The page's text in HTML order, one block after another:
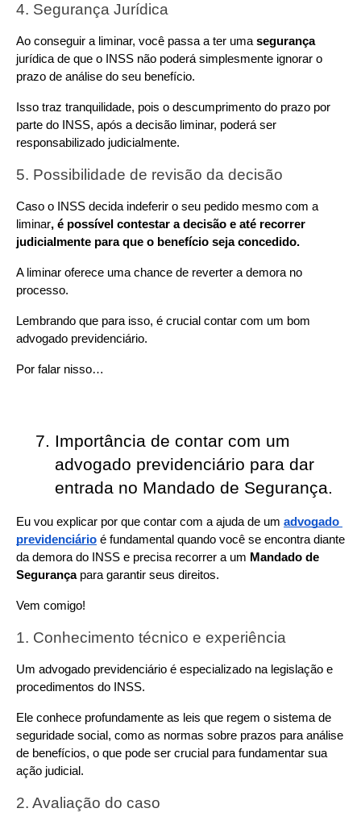
4. Segurança Jurídica
Ao conseguir a liminar, você passa a ter uma
segurança
jurídica de que o INSS não poderá simplesmente ignorar o
prazo de análise do seu benefício.
Isso traz tranquilidade, pois o descumprimento do prazo por
parte do INSS, após a decisão liminar, poderá ser
responsabilizado judicialmente.
5. Possibilidade de revisão da decisão
Caso o INSS decida indeferir o seu pedido mesmo com a
liminar, é possível contestar a decisão e até recorrer
judicialmente para que o benefício seja concedido.
A liminar oferece uma chance de reverter a demora no
processo.
Lembrando que para isso, é crucial contar com um bom
advogado previdenciário.
Por falar nisso…
Importância de contar com um
advogado previdenciário para dar
entrada no Mandado de Segurança.
Eu vou explicar por que contar com a ajuda de um advogado
previdenciário é fundamental quando você se encontra diante
da demora do INSS e precisa recorrer a um Mandado de
Segurança para garantir seus direitos.
Vem comigo!
1. Conhecimento técnico e experiência
Um advogado previdenciário é especializado na legislação e
procedimentos do INSS.
Ele conhece profundamente as leis que regem o sistema de
seguridade social, como as normas sobre prazos para análise
de benefícios, o que pode ser crucial para fundamentar sua
ação judicial.
2. Avaliação do caso